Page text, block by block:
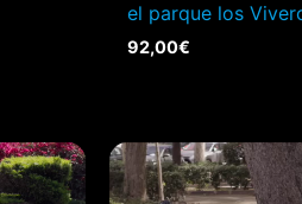
el parque los
92,00€